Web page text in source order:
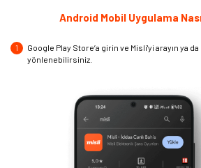
Android Mobil Uygulama
1 Google Play Store’a girin ve Misli'yi arayın ya da
yönlenebilirsiniz.